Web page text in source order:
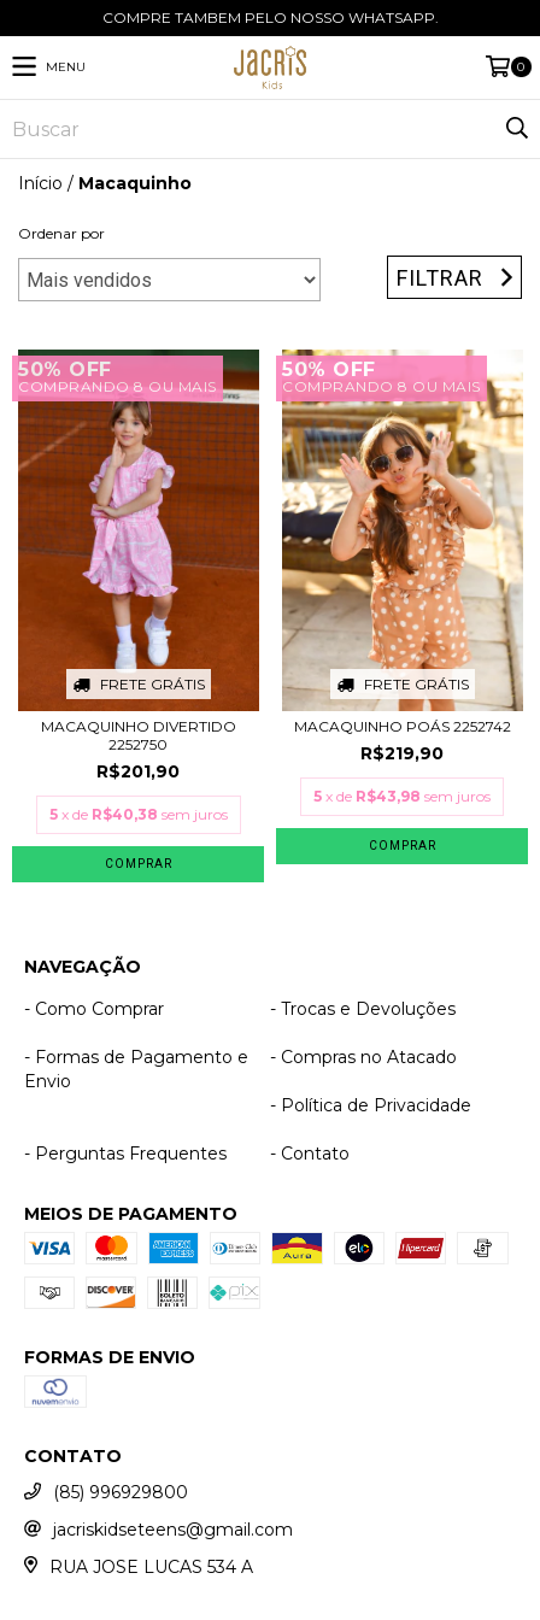
COMPRE TAMBEM PELO NOSSO WHATSAPP.
MENU 0
Início / Macaquinho
Ordenar por
FILTRAR
50% OFF
COMPRANDO 8 OU MAIS
FRETE GRÁTIS
MACAQUINHO DIVERTIDO
2252750
R$201,90
5 x de R$40,38 sem juros
COMPRAR
50% OFF
COMPRANDO 8 OU MAIS
FRETE GRÁTIS
MACAQUINHO POÁS 2252742
R$219,90
5 x de R$43,98 sem juros
COMPRAR
NAVEGAÇÃO
- Como Comprar
- Trocas e Devoluções
- Formas de Pagamento e
Envio
- Compras no Atacado
- Política de Privacidade
- Perguntas Frequentes - Contato
MEIOS DE PAGAMENTO
FORMAS DE ENVIO
CONTATO
(85) 996929800
jacriskidseteens@gmail.com
RUA JOSE LUCAS 534 A